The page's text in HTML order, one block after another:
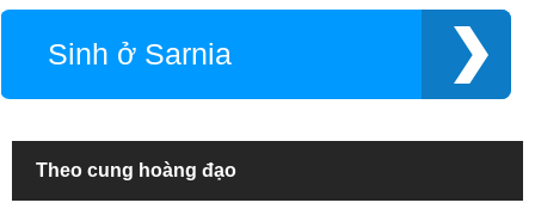
Montreal
Niagara Falls
Sinh ở Sarnia
Theo cung hoàng đạo